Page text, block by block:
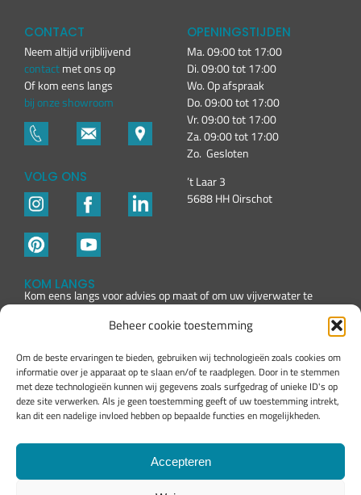
Beheer cookie toestemming
Om de beste ervaringen te bieden, gebruiken wij technologieën zoals cookies om
informatie over je apparaat op te slaan en/of te raadplegen. Door in te stemmen
met deze technologieën kunnen wij gegevens zoals surfgedrag of unieke ID's op
deze site verwerken. Als je geen toestemming geeft of uw toestemming intrekt,
kan dit een nadelige invloed hebben op bepaalde functies en mogelijkheden.
Accepteren
CONTACT
Neem altijd vrijblijvend
contactmet ons op
Of kom eens langs
bij onze showroom
VOLG ONS
OPENINGSTIJDEN
Ma. 09:00 tot 17:00
Di. 09:00 tot 17:00
Wo. Op afspraak
Do. 09:00 tot 17:00
Vr. 09:00 tot 17:00
Za. 09:00 tot 17:00
Zo. Gesloten
’t Laar 3
5688 HH Oirschot
KOM LANGS
Kom eens langs voor advies op maat of om uw vijverwater te